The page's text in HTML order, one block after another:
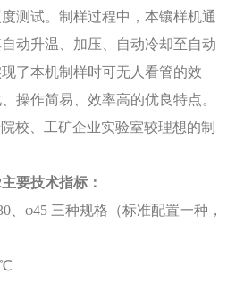
测试。制样过程中，本镶样机通
动升温、加压、自动冷却至自动
了本机制样时可无人看管的效
操作简易、效率高的优良特点。
校、工矿企业实验室较理想的制
要技术指标：
、φ45 三种规格（标准配置一种，